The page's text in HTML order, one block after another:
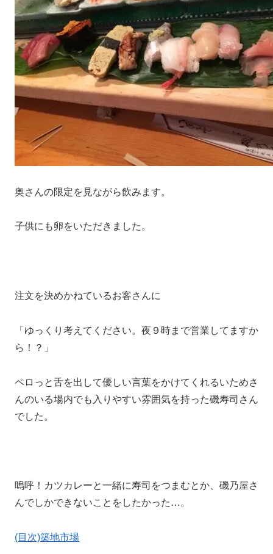
奥さんの限定を見ながら飲みます。
子供にも卵をいただきました。
注文を決めかねているお客さんに
「ゆっくり考えてください。夜９時まで営業してますか
ら！？」
ペロっと舌を出して優しい言葉をかけてくれるいためさ
んのいる場内でも入りやすい雰囲気を持った磯寿司さん
でした。
嗚呼！カツカレーと一緒に寿司をつまむとか、磯乃屋さ
んでしかできないことをしたかった…。
(目次)築地市場